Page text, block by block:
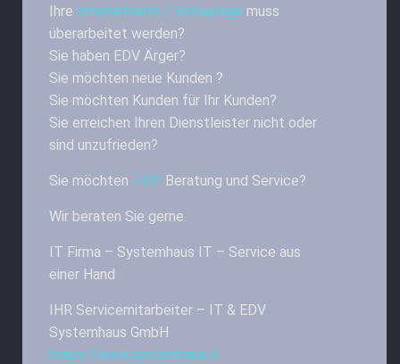
Ihre Internetseite / Homepage muss
überarbeitet werden?
Sie haben EDV Ärger?
Sie möchten neue Kunden ?
Sie möchten Kunden für Ihr Kunden?
Sie erreichen Ihren Dienstleister nicht oder
sind unzufrieden?
Sie möchten TOP Beratung und Service?
Wir beraten Sie gerne.
IT Firma – Systemhaus IT – Service aus
einer Hand
IHR Servicemitarbeiter – IT & EDV
Systemhaus GmbH
https://www.systemhaus.it